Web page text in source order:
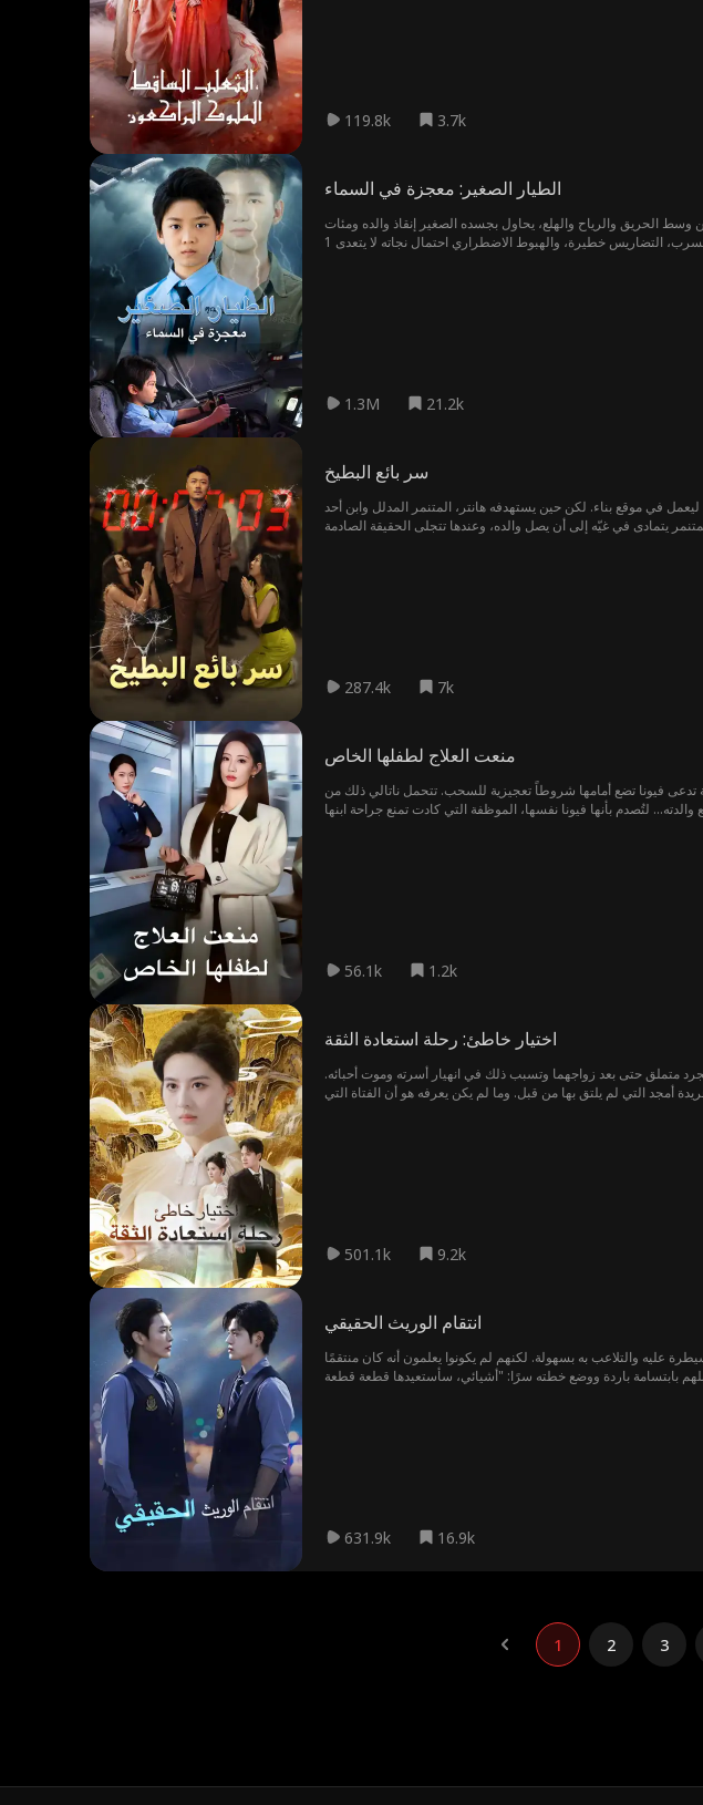
119.8k 3.7k
الطيار الصغير: معجزة في السماء
وسط الحريق والرياح والهلع، يحاول بجسده الصغير إنقاذ والده ومئات
1.3M 21.2k
سر بائع البطيخ
في موقع بناء. لكن حين يستهدفه هانتر، المتنمر المدلل وابن أحد
287.4k 7k
منعت العلاج لطفلها الخاص
بتكلفة 60,000 دولار. وفي البنك، تواجه موظفة متعنتة تدعى فيونا تضع أمامها شروطاً تعجيزية للسحب. تتحمل ناتالي ذلك من
56.1k 1.2k
اختيار خاطئ: رحلة استعادة الثقة
متملق حتى بعد زواجهما وتسبب ذلك في انهيار أسرته وموت أحبائه.
أمجد التي لم يلتقِ بها من قبل. وما لم يكن يعرفه هو أن الفتاة التي
501.1k 9.2k
انتقام الوريث الحقيقي
عليه والتلاعب به بسهولة. لكنهم لم يكونوا يعلمون أنه كان منتقمًا
بابتسامة باردة ووضع خطته سرًا: "أشيائي، سأستعيدها قطعة قطعة
631.9k 16.9k
1 2 3